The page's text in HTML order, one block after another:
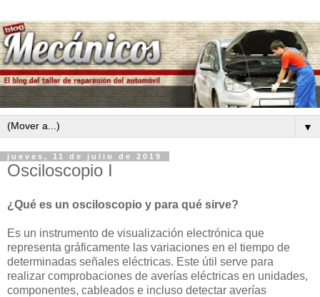
▼
jueves, 11 de julio de 2019
Osciloscopio I
¿Qué es un osciloscopio y para qué sirve?
Es un instrumento de visualización electrónica que
representa gráficamente las variaciones en el tiempo de
determinadas señales eléctricas. Este útil serve para
realizar comprobaciones de averías eléctricas en unidades,
componentes, cableados e incluso detectar averías